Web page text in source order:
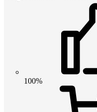
100%